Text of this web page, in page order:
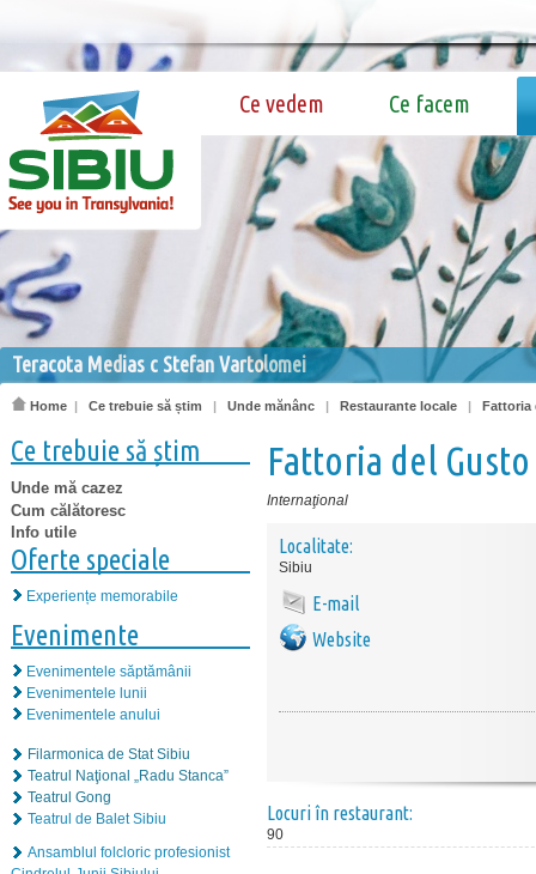
Ce vedem Ce facem
Teracota Medias c Stefan Vartolomei
Home | Ce trebuie să știm | Unde mănânc | Restaurante locale | Fattoria
Ce trebuie să știm
Unde mă cazez
Cum călătoresc
Info utile
Oferte speciale
Experiențe memorabile
Evenimente
Evenimentele săptămânii
Evenimentele lunii
Evenimentele anului
Filarmonica de Stat Sibiu
Teatrul Naţional „Radu Stanca”
Teatrul Gong
Teatrul de Balet Sibiu
Ansamblul folcloric profesionist
Fattoria del Gusto
Internaţional
Localitate:
Sibiu
E-mail
Website
Locuri în restaurant:
90